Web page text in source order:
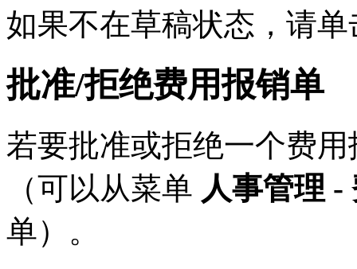
如果不在草稿状态，请
批准/拒绝费用报销单
若要批准或拒绝一个费
（可以从菜单 人事管理 -
单）。